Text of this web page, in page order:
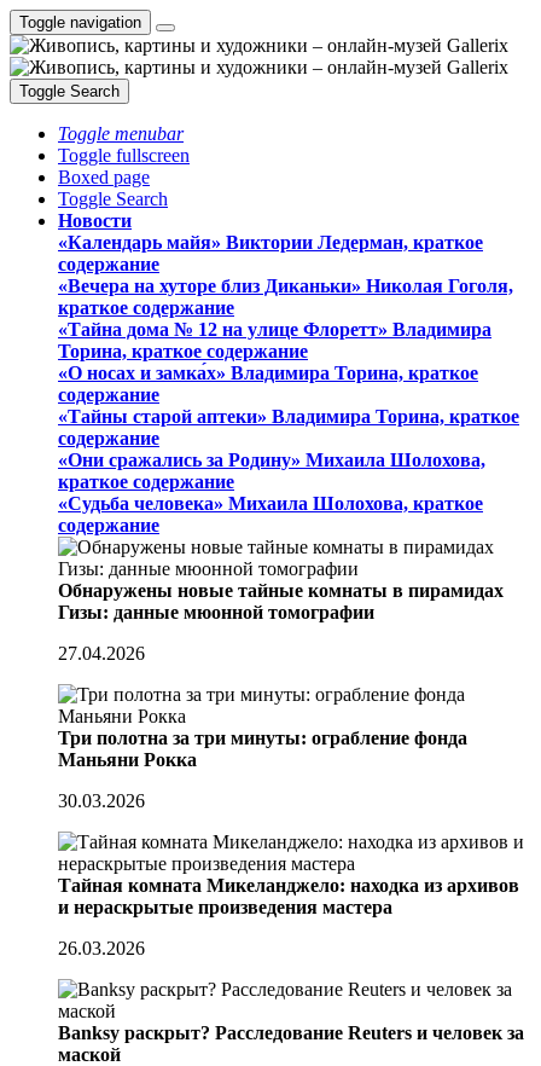
Toggle navigation
Toggle Search
Toggle menubar
Toggle fullscreen
Boxed page
Toggle Search
Новости
«Календарь майя» Виктории Ледерман, краткое
содержание
«Вечера на хуторе близ Диканьки» Николая Гоголя,
краткое содержание
«Тайна дома № 12 на улице Флоретт» Владимира
Торина, краткое содержание
«О носах и замка́х» Владимира Торина, краткое
содержание
«Тайны старой аптеки» Владимира Торина, краткое
содержание
«Они сражались за Родину» Михаила Шолохова,
краткое содержание
«Судьба человека» Михаила Шолохова, краткое
содержание
Обнаружены новые тайные комнаты в пирамидах
Гизы: данные мюонной томографии
27.04.2026
Три полотна за три минуты: ограбление фонда
Маньяни Рокка
30.03.2026
Тайная комната Микеланджело: находка из архивов
и нераскрытые произведения мастера
26.03.2026
Banksy раскрыт? Расследование Reuters и человек за
маской